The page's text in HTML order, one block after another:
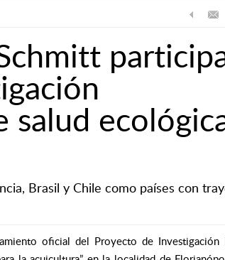
salud
Brasil y Chile como países con
oficial del Proyecto de Investigación